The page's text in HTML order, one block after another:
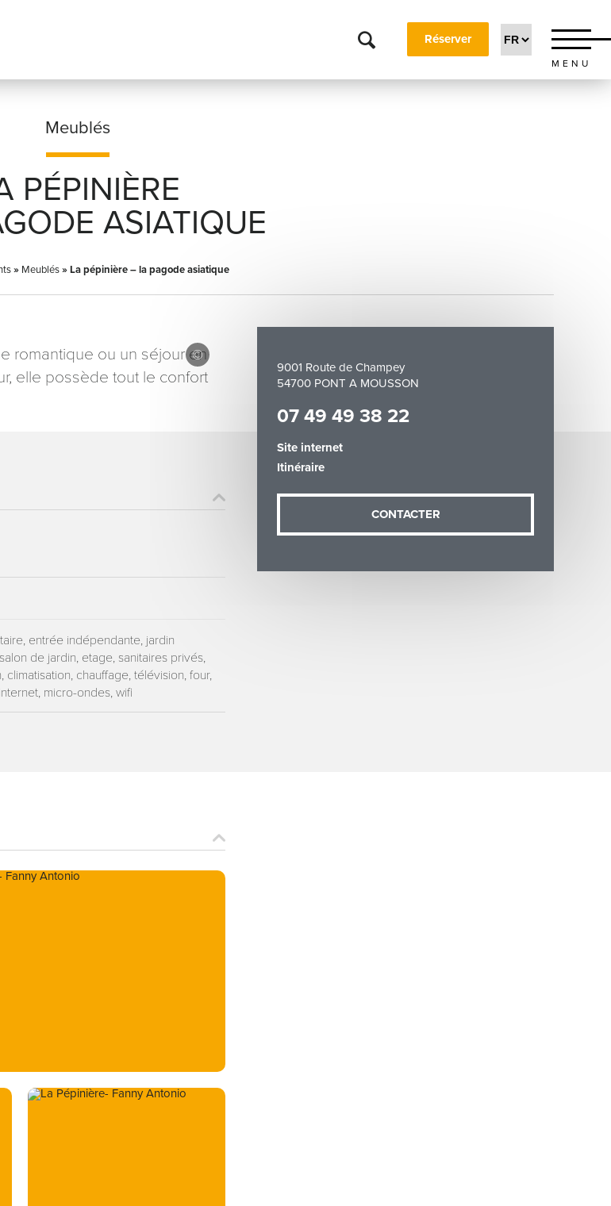
Réserver
MENU
Meublés
PÉPINIÈRE
ASIATIQUE
» Meublés»La pépinière – la pagode asiatique
9001 Route de Champey
54700 PONT A MOUSSON
07 49 49 38 22
Site internet
Itinéraire
CONTACTER
romantique ou un séjour en
elle possède tout le confort
entrée indépendante, jardin
de jardin, etage, sanitaires privés,
chauffage, télévision, four,
micro-ondes, wifi
Prénom*
Adresse email*
droit d’accès, de rectification et d’opposition aux données vous
adressant une demande par courriel à tourisme@departement54.fr